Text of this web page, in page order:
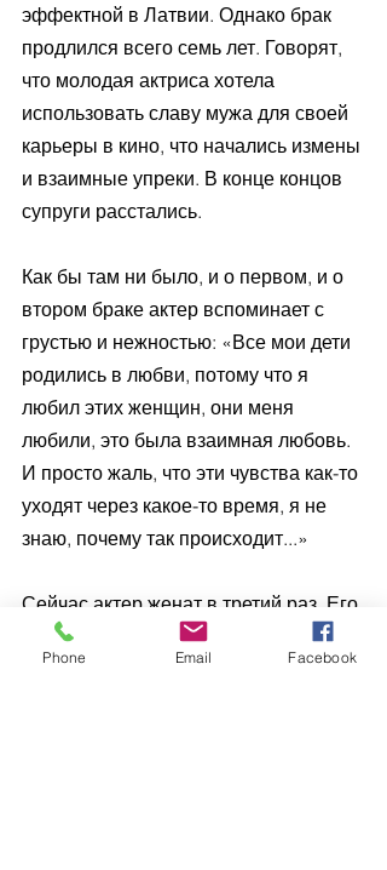
эффектной в Латвии. Однако брак
продлился всего семь лет. Говорят,
что молодая актриса хотела
использовать славу мужа для своей
карьеры в кино, что начались измены
и взаимные упреки. В конце концов
супруги расстались.
Как бы там ни было, и о первом, и о
втором браке актер вспоминает с
грустью и нежностью: «Все мои дети
родились в любви, потому что я
любил этих женщин, они меня
любили, это была взаимная любовь.
И просто жаль, что эти чувства как-то
уходят через какое-то время, я не
знаю, почему так происходит...»
Сейчас актер женат в третий раз. Его
избранница – Лаура Магазниеце,
юрист по профессии, младше мужа
Phone Email Facebook